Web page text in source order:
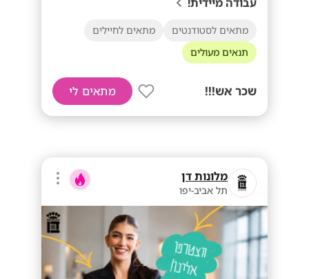
מתאים לסטודנטים
מתאים לחיילים
תנאים מעולים
שכר אש!!! מתאים לי
מלונות דן
תל אביב-יפו